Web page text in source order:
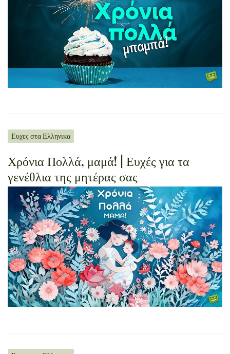
Ευχες στα Ελληνικα
Χρόνια Πολλά, μαμά! | Ευχές για τα
γενέθλια της μητέρας σας